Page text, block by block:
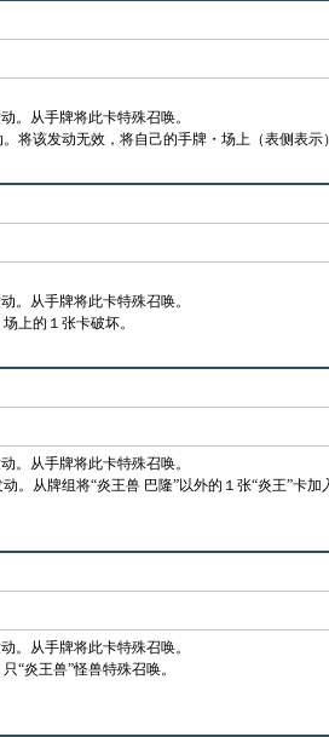
。从手牌将此卡特殊召唤。
该发动无效，将自己的手牌・场上（表侧表示
。从手牌将此卡特殊召唤。
上的１张卡破坏。
。从手牌将此卡特殊召唤。
从牌组将“炎王兽 巴隆”以外的１张“炎王”卡加
。从手牌将此卡特殊召唤。
“炎王兽”怪兽特殊召唤。